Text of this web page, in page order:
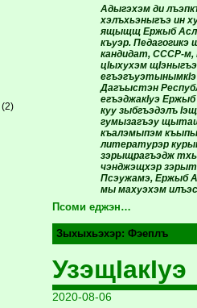
(2)
Адыгэхэм ди
хэлъхьэныгъэ ин
ящыщщ Ержыб
къуэр. Педагогикэ
кандидат, СССР-
цIыхухэм щIэныгъэ
егъэгъуэтынымкIэ
Дагъыстэн
егъэджакIуэ
куу зыбгъэдэлъ
гумызагъэу
къалэмыпэм
литературэр
зэрыщрагъэдж
чэнджэщхэр зэрыт
Псэужамэ, Ержыб
мы махуэхэм
Псоми еджэн…
Зыхыхьэхэр:Фэеплъ
УзэщIакIуэ
2020-08-06